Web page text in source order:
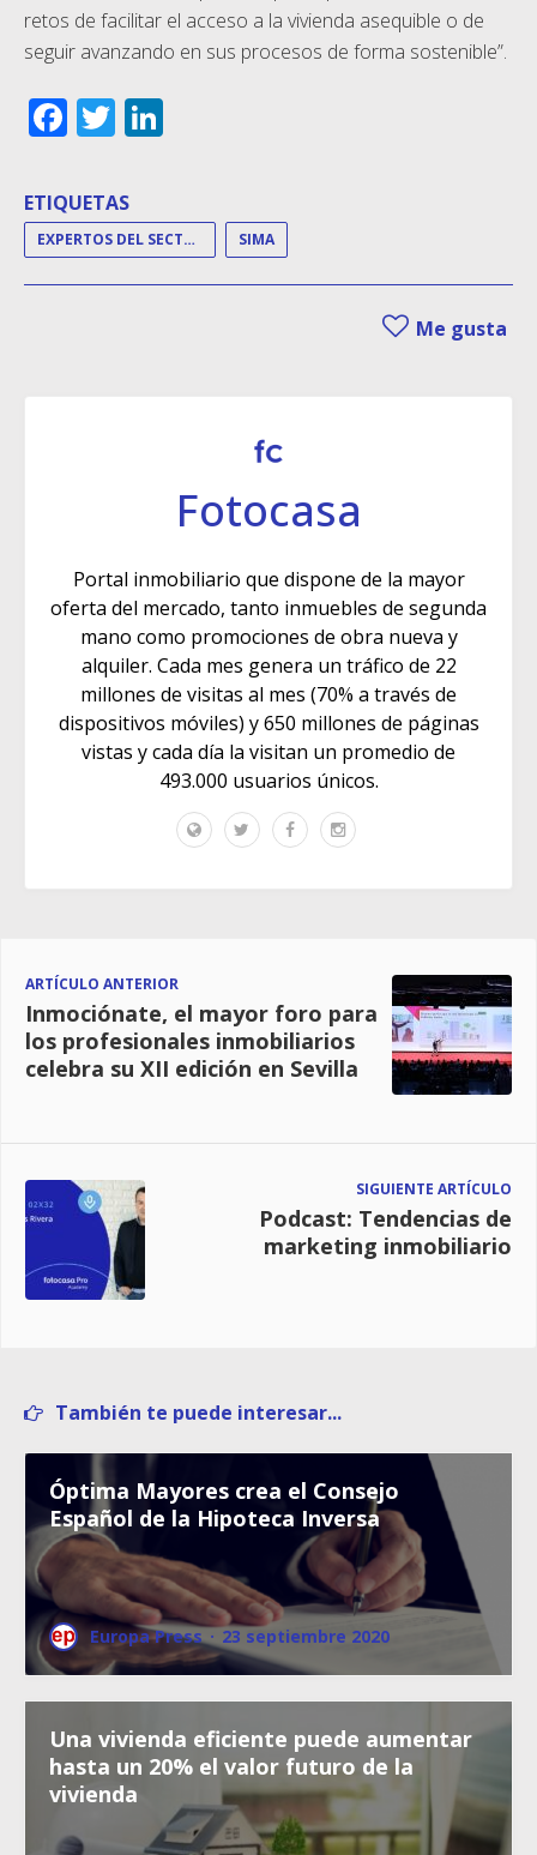
retos de facilitar el acceso a la vivienda asequible o de
seguir avanzando en sus procesos de forma sostenible”.
Facebook
Twitter
ETIQUETAS
EXPERTOS DEL SECTOR SIMA
Me gusta
Fotocasa
Portal inmobiliario que dispone de la mayor
oferta del mercado, tanto inmuebles de segunda
mano como promociones de obra nueva y
alquiler. Cada mes genera un tráfico de 22
millones de visitas al mes (70% a través de
dispositivos móviles) y 650 millones de páginas
vistas y cada día la visitan un promedio de
493.000 usuarios únicos.
ARTÍCULO ANTERIOR
Inmociónate, el mayor foro para
los profesionales inmobiliarios
celebra su XII edición en Sevilla
SIGUIENTE ARTÍCULO
Podcast: Tendencias de
marketing inmobiliario
También te puede interesar...
Óptima Mayores crea el Consejo
Español de la Hipoteca Inversa
Europa Press · 23 septiembre 2020
Una vivienda eficiente puede aumentar
hasta un 20% el valor futuro de la
vivienda